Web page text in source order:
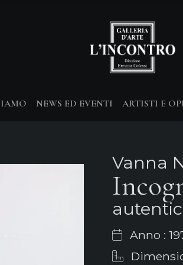
NEWS ED EVENTI ARTISTI E
Vanna
Anno :